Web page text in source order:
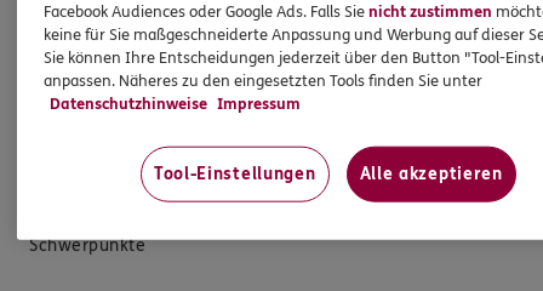
Das könnte Sie auch interessieren
Unsere Agentur
Kooperationspartner
Schwerpunkte
Facebook Audiences oder Google Ads. Falls Sienicht zustimmen
keine für Sie maßgeschneiderte Anpassung und Werbung auf dieser
Sie können Ihre Entscheidungen jederzeit über den Button "Tool-
anpassen. Näheres zu den eingesetzten Tools finden Sie unter
Datenschutzhinweise Impressum
Tool-Einstellungen Alle akzeptieren